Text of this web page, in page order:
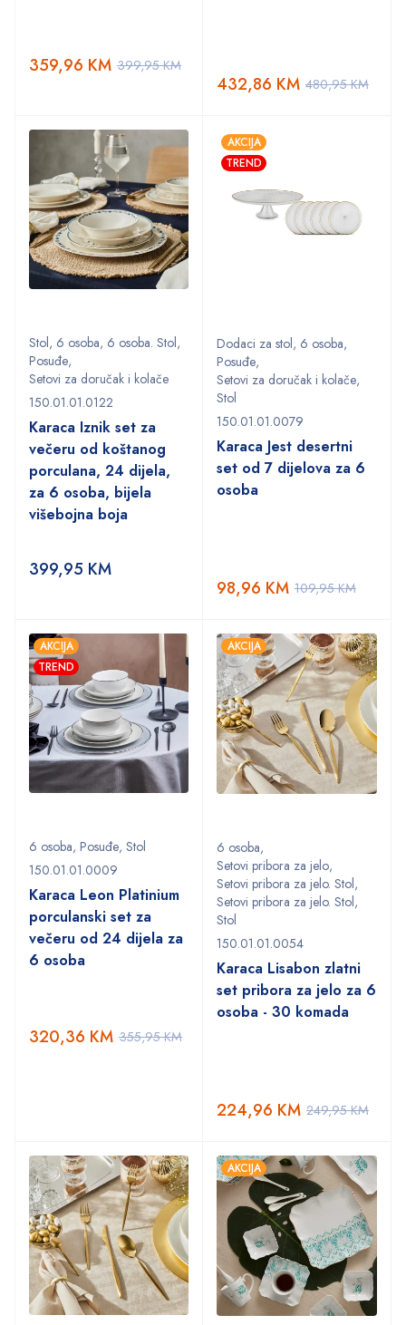
399,95KM
359,96 KM
480,95KM
432,86 KM
Stol, 6 osoba, 6 osoba. Stol,
Posuđe,
Setovi za doručak i kolače
150.01.01.0122
Karaca Iznik set za
večeru od koštanog
porculana, 24 dijela,
za 6 osoba, bijela
višebojna boja
399,95 KM
AKCIJA
TREND
Dodaci za stol, 6 osoba,
Posuđe,
Setovi za doručak i kolače,
Stol
150.01.01.0079
Karaca Jest desertni
set od 7 dijelova za 6
osoba
109,95KM
98,96 KM
AKCIJA
TREND
6 osoba, Posuđe, Stol
150.01.01.0009
Karaca Leon Platinium
porculanski set za
večeru od 24 dijela za
6 osoba
355,95KM
320,36 KM
AKCIJA
6 osoba,
Setovi pribora za jelo,
Setovi pribora za jelo. Stol,
Setovi pribora za jelo. Stol,
Stol
150.01.01.0054
Karaca Lisabon zlatni
set pribora za jelo za 6
osoba - 30 komada
249,95KM
224,96 KM
AKCIJA